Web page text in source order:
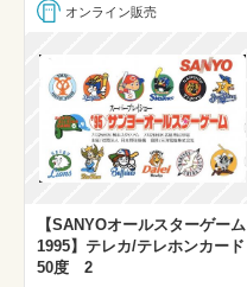
オンライン販売
【SANYOオールスターゲーム
1995】テレカ/テレホンカード
50度 2